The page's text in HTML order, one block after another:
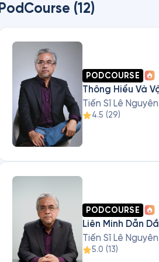
PodCourse (12)
PODCOURSE
Thông Hiểu Và
Tiến Sĩ Lê
4.5 (29)
PODCOURSE
Liên Minh Dẫn
Tiến Sĩ Lê
5.0 (13)